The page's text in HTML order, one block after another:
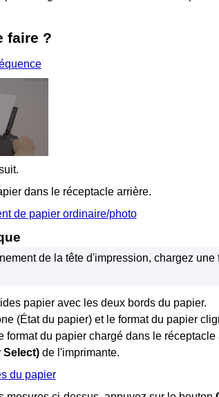
faire ?
dans le réceptacle arrière.
de papier ordinaire/photo
de la tête d'impression, chargez
papieravec les deux bords du papier.
(État du papier) et le format du papier
format du papier chargé dans le réceptacle
Select) de l'imprimante.
du papier